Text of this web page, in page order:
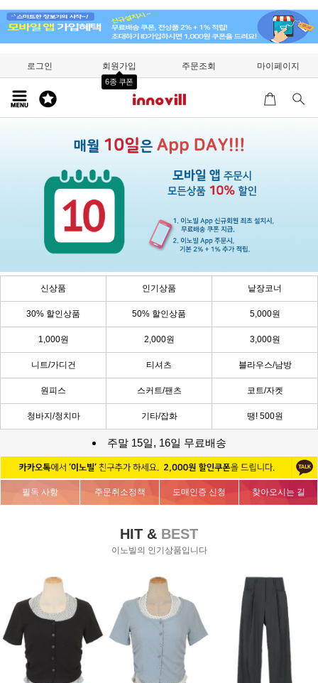
로그인 회원가입
6종 쿠폰
주문조회 마이페이지
신상품 인기상품 낱장코너
30% 할인상품 50% 할인상품 5,000원
1,000원 2,000원 3,000원
니트/가디건 티셔츠 블라우스/남방
원피스 스커트/팬츠 코트/자켓
청바지/청치마 기타/잡화 땡! 500원
주말 15일, 16일 무료배송
필독 사항 주문취소정책 도매인증 신청 찾아오시는 길
HIT & BEST
이노빌의 인기상품입니다